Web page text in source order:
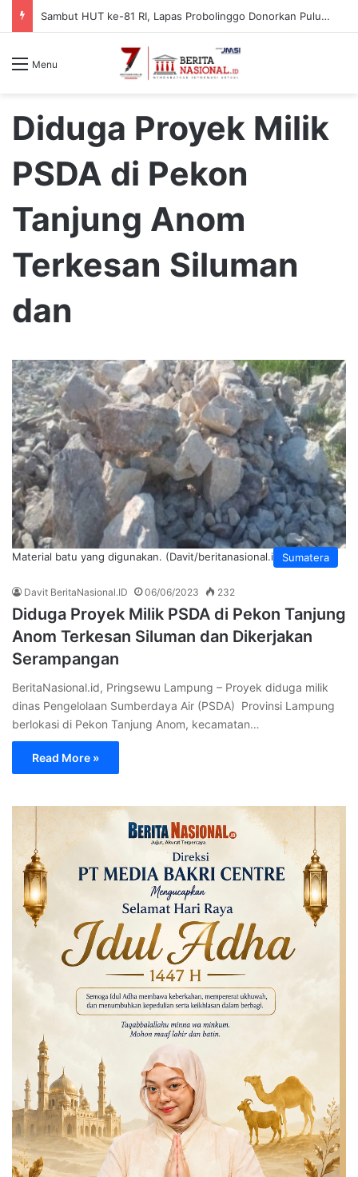
Sambut HUT ke-81 RI, Lapas Probolinggo Donorkan Puluhan Kantong Darah untuk Masyarakat
Menu
Diduga Proyek Milik
PSDA di Pekon
Tanjung Anom
Terkesan Siluman
dan
Sumatera
Material batu yang digunakan. (Davit/beritanasional.id)
Davit BeritaNasional.ID 06/06/2023 232
Diduga Proyek Milik PSDA di Pekon Tanjung
Anom Terkesan Siluman dan Dikerjakan
Serampangan
BeritaNasional.id, Pringsewu Lampung – Proyek diduga milik
dinas Pengelolaan Sumberdaya Air (PSDA) Provinsi Lampung
berlokasi di Pekon Tanjung Anom, kecamatan…
Read More »